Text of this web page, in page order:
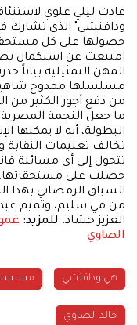
عادت ليلي علوي
ودافنشي" الذي تشارك
حصولها على كل
امتنعت عن استكمال
المهن التمثيلية بياناً
مسلسلها ممدوح شاهين،
من دفع أجور الكثير من
ما جعل النجمة المصرية
البطولة، أنه لا يمكنها
تخالف تعليمات النقابة
تتحول إلى أي مسائلة
حصلت على مستحقاتها.
السباق الرمضاني
من مي سليم، وتميم
العزيز حشاد. للمزيد:
الصاوي
هي ودافنشي
خالد الصاوي